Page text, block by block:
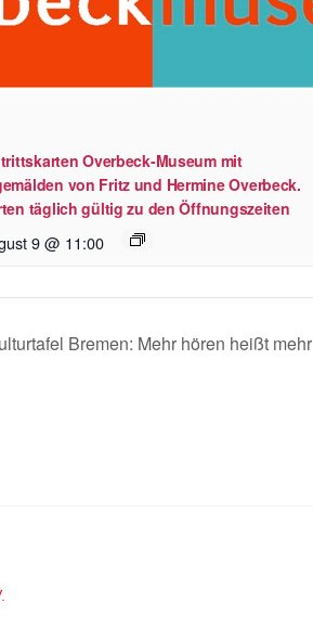
Overbeck-Museum mit
von Fritz und Hermine Overbeck.
täglich gültig zu den Öffnungszeiten
9 @ 11:00
Bremen: Mehr hören heißt mehr